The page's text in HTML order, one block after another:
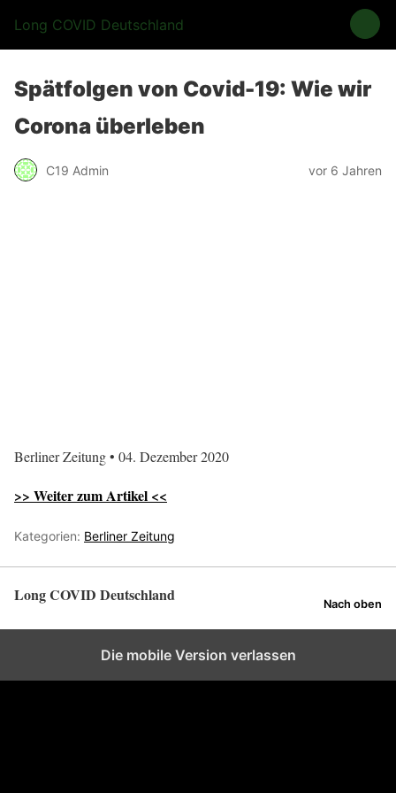
Long COVID Deutschland
Spätfolgen von Covid-19: Wie wir
Corona überleben
C19 Admin vor 6 Jahren
Berliner Zeitung • 04. Dezember 2020
>> Weiter zum Artikel <<
Kategorien: Berliner Zeitung
Long COVID Deutschland Nach oben
Die mobile Version verlassen